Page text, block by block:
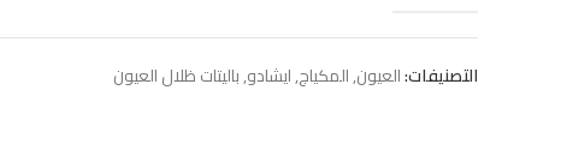
التصنيفات:العيون,المكياج,ايشادو,باليتات ظلال العيون